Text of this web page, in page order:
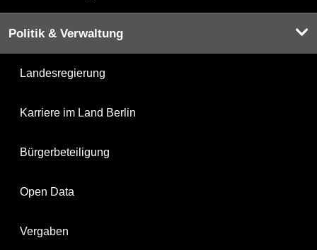
Politik & Verwaltung
Landesregierung
Karriere im Land Berlin
Bürgerbeteiligung
Open Data
Vergaben